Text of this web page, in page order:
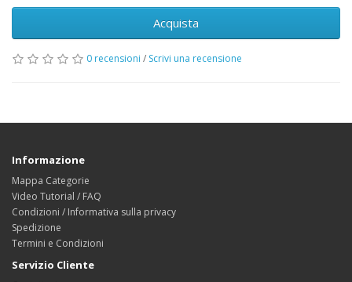
Acquista
0 recensioni / Scrivi una recensione
Informazione
Mappa Categorie
Video Tutorial / FAQ
Condizioni / Informativa sulla privacy
Spedizione
Termini e Condizioni
Servizio Cliente